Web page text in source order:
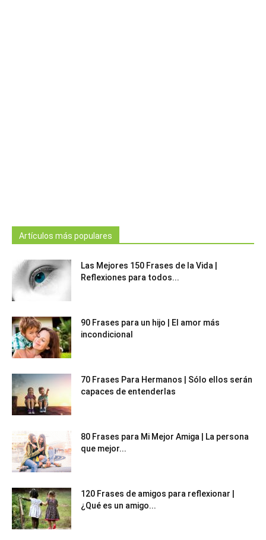
Artículos más populares
Las Mejores 150 Frases de la Vida |
Reflexiones para todos...
90 Frases para un hijo | El amor más
incondicional
70 Frases Para Hermanos | Sólo ellos serán
capaces de entenderlas
80 Frases para Mi Mejor Amiga | La persona
que mejor...
120 Frases de amigos para reflexionar |
¿Qué es un amigo...